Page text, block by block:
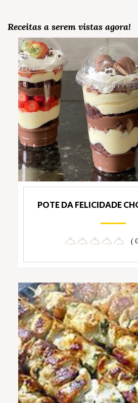
Receitas a serem vistas agora!
POTE DA FELICIDADE
(